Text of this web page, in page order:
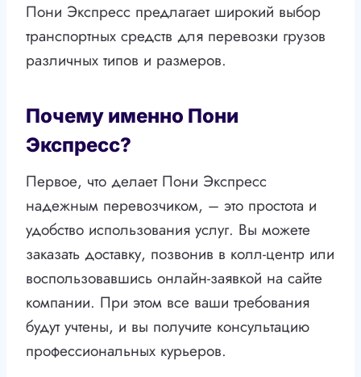
Пони Экспресс предлагает широкий выбор
транспортных средств для перевозки грузов
различных типов и размеров.
Почему именно Пони
Экспресс?
Первое, что делает Пони Экспресс
надежным перевозчиком, – это простота и
удобство использования услуг. Вы можете
заказать доставку, позвонив в колл-центр или
воспользовавшись онлайн-заявкой на сайте
компании. При этом все ваши требования
будут учтены, и вы получите консультацию
профессиональных курьеров.